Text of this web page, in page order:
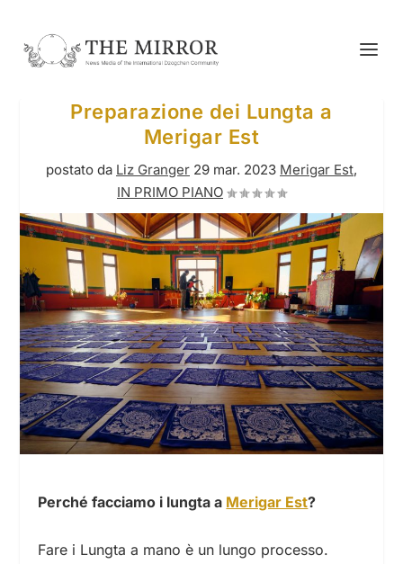
Preparazione dei Lungta a
Merigar Est
postato da Liz Granger 29 mar. 2023 Merigar Est,
IN PRIMO PIANO
Perché facciamo i lungta a Merigar Est?
Fare i Lungta a mano è un lungo processo.